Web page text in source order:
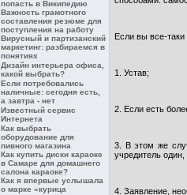
попасть в Википедию
Важность грамотного
составления резюме для
поступления на работу
Вирусный и партизанский
маркетинг: разбираемся в
понятиях
Дизайн интерьера офиса,
какой выбрать?
Если потребовались
наличные: сегодня есть,
а завтра - нет
Известный сервис
Интернета
Как выбрать
оборудование для
пивного магазина
Как купить диски караоке
в Самаре для домашнего
салона караоке?
Как я впервые услышала
о марке «курица
Если вы все-
1. Устав;
2. Если есть
3. В этом же
учредитель
4. Заявление,